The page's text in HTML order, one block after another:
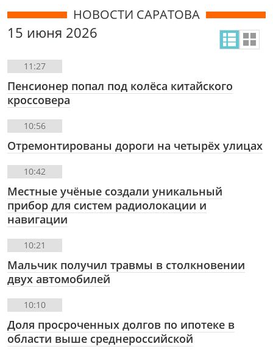
НОВОСТИ САРАТОВА
15 июня 2026
11:27
Пенсионер попал под колёса китайского
кроссовера
10:56
Отремонтированы дороги на четырёх улицах
10:42
Местные учёные создали уникальный
прибор для систем радиолокации и
навигации
10:21
Мальчик получил травмы в столкновении
двух автомобилей
10:10
Доля просроченных долгов по ипотеке в
области выше среднероссийской